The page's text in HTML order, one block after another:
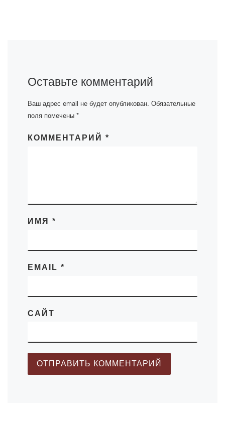
Оставьте комментарий
Ваш адрес email не будет опубликован. Обязательные
поля помечены *
КОММЕНТАРИЙ *
ИМЯ *
EMAIL *
САЙТ